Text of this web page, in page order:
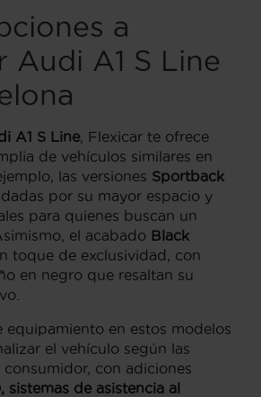
a
Audi A1 S Line
A1 S Line, Flexicar te ofrece
de vehículos similares en
las versiones Sportback
por su mayor espacio y
para quienes buscan un
el acabado Black
toque de exclusividad, con
en negro que resaltan su
equipamiento en estos modelos
el vehículo según las
con adiciones
sistemas de asistencia al